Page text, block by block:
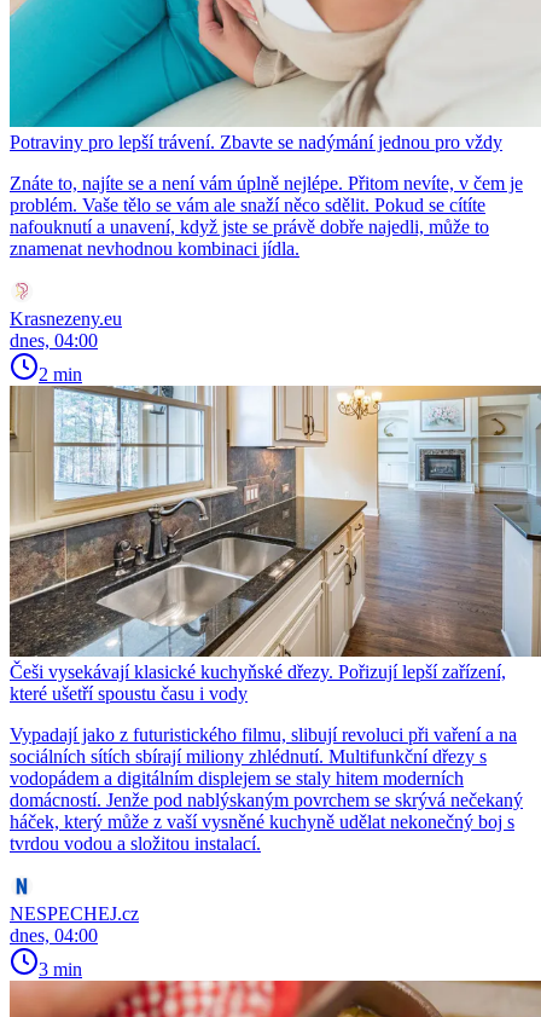
Potraviny pro lepší trávení. Zbavte se nadýmání jednou pro vždy
Znáte to, najíte se a není vám úplně nejlépe. Přitom nevíte, v čem je
problém. Vaše tělo se vám ale snaží něco sdělit. Pokud se cítíte
nafouknutí a unavení, když jste se právě dobře najedli, může to
znamenat nevhodnou kombinaci jídla.
Krasnezeny.eu
dnes, 04:00
2 min
Češi vysekávají klasické kuchyňské dřezy. Pořizují lepší zařízení,
které ušetří spoustu času i vody
Vypadají jako z futuristického filmu, slibují revoluci při vaření a na
sociálních sítích sbírají miliony zhlédnutí. Multifunkční dřezy s
vodopádem a digitálním displejem se staly hitem moderních
domácností. Jenže pod nablýskaným povrchem se skrývá nečekaný
háček, který může z vaší vysněné kuchyně udělat nekonečný boj s
tvrdou vodou a složitou instalací.
NESPECHEJ.cz
dnes, 04:00
3 min